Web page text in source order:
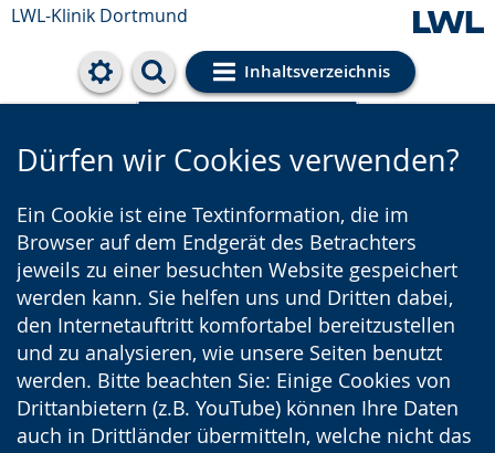
LWL-Klinik Dortmund
Inhaltsverzeichnis
Cookie-Einstellungen
Dürfen wir Cookies verwenden?
Ein Cookie ist eine Textinformation, die im
Browser auf dem Endgerät des Betrachters
jeweils zu einer besuchten Website gespeichert
werden kann. Sie helfen uns und Dritten dabei,
den Internetauftritt komfortabel bereitzustellen
und zu analysieren, wie unsere Seiten benutzt
werden. Bitte beachten Sie: Einige Cookies von
Drittanbietern (z.B. YouTube) können Ihre Daten
auch in Drittländer übermitteln, welche nicht das